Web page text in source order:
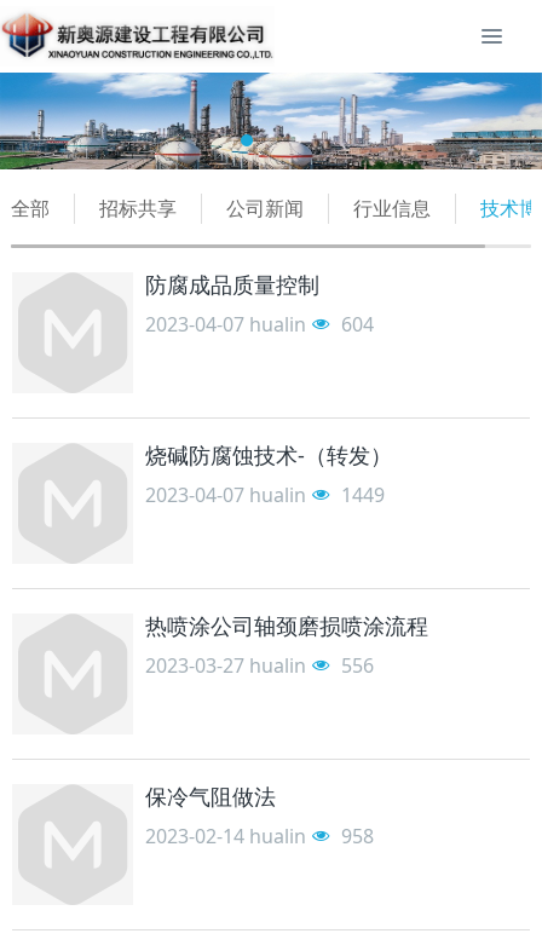
全部 招标共享 公司新闻 行业信息 技术
防腐成品质量控制
2023-04-07 hualin 604
烧碱防腐蚀技术-（转发）
2023-04-07 hualin 1449
热喷涂公司轴颈磨损喷涂流程
2023-03-27 hualin 556
保冷气阻做法
2023-02-14 hualin 958